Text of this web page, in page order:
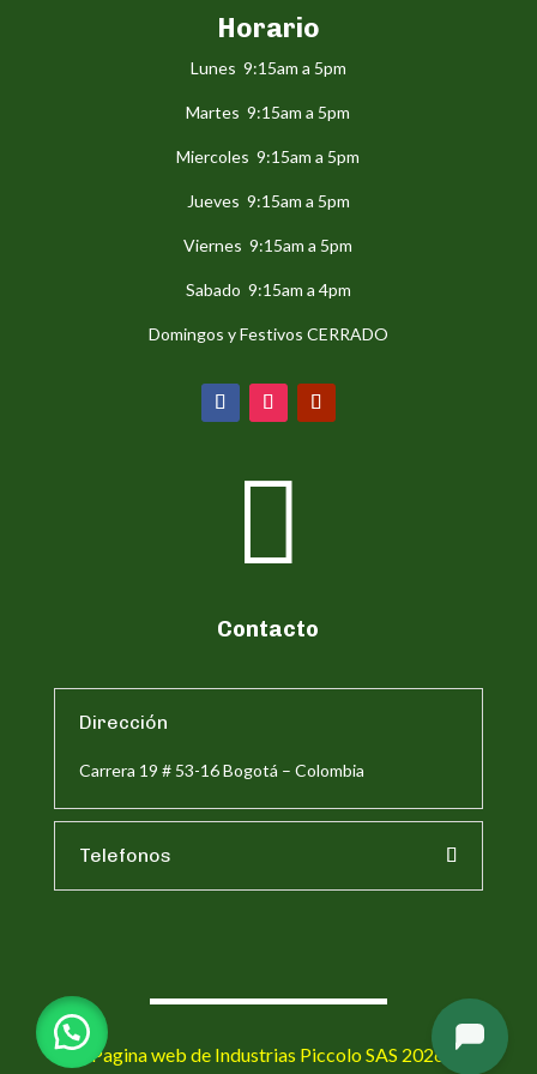
Horario
Lunes 9:15am a 5pm
Martes 9:15am a 5pm
Miercoles 9:15am a 5pm
Jueves 9:15am a 5pm
Viernes 9:15am a 5pm
Sabado 9:15am a 4pm
Domingos y Festivos CERRADO

Contacto
Dirección
Carrera 19 # 53-16 Bogotá – Colombia
Telefonos
Pagina web de Industrias Piccolo SAS 2026